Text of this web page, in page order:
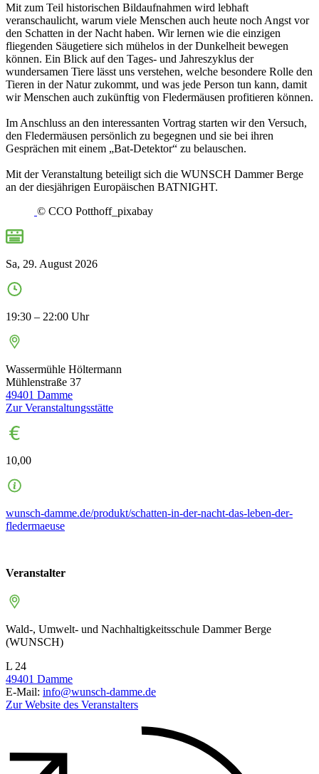
Mit zum Teil historischen Bildaufnahmen wird lebhaft
veranschaulicht, warum viele Menschen auch heute noch Angst vor
den Schatten in der Nacht haben. Wir lernen wie die einzigen
fliegenden Säugetiere sich mühelos in der Dunkelheit bewegen
können. Ein Blick auf den Tages- und Jahreszyklus der
wundersamen Tiere lässt uns verstehen, welche besondere Rolle den
Tieren in der Natur zukommt, und was jede Person tun kann, damit
wir Menschen auch zukünftig von Fledermäusen profitieren können.
Im Anschluss an den interessanten Vortrag starten wir den Versuch,
den Fledermäusen persönlich zu begegnen und sie bei ihren
Gesprächen mit einem „Bat-Detektor“ zu belauschen.
Mit der Veranstaltung beteiligt sich die WUNSCH Dammer Berge
an der diesjährigen Europäischen BATNIGHT.
© CCO Potthoff_pixabay
Sa, 29. August 2026
19:30 – 22:00 Uhr
Wassermühle Höltermann
Mühlenstraße 37
49401 Damme
Zur Veranstaltungsstätte
10,00
wunsch-damme.de/produkt/schatten-in-der-nacht-das-leben-der-
fledermaeuse
Veranstalter
Wald-, Umwelt- und Nachhaltigkeitsschule Dammer Berge
(WUNSCH)
L 24
49401 Damme
E-Mail: info@wunsch-damme.de
Zur Website des Veranstalters